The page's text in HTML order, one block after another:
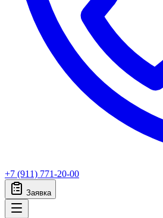
+7 (911) 771-20-00
Заявка